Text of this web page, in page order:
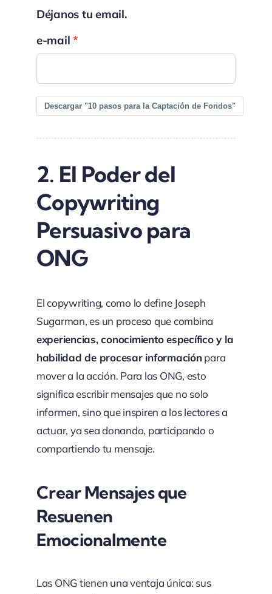
Déjanos tu email.
e-mail
Descargar "10 pasos para la Captación de Fondos"
2. El Poder del
Copywriting
Persuasivo para
ONG
El copywriting, como lo define Joseph
Sugarman, es un proceso que combina
experiencias, conocimiento específico y la
habilidad de procesar informaciónpara
mover a la acción. Para las ONG, esto
significa escribir mensajes que no solo
informen, sino que inspiren a los lectores a
actuar, ya sea donando, participando o
compartiendo tu mensaje.
Crear Mensajes que
Resuenen
Emocionalmente
Las ONG tienen una ventaja única: sus